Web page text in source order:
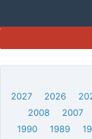
2027
2026
2008
2007
1990
1989